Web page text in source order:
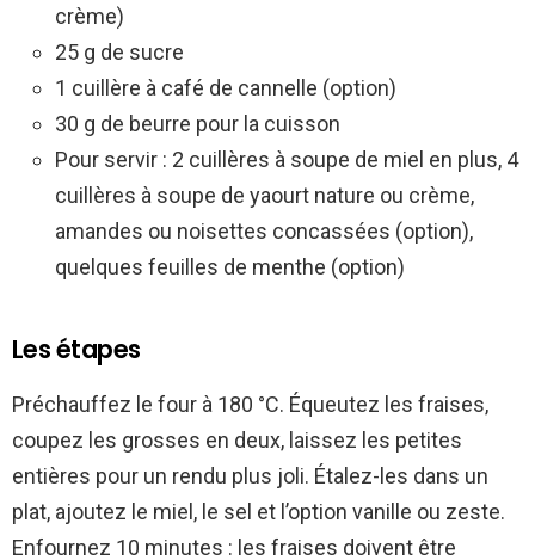
crème)
25 g de sucre
1 cuillère à café de cannelle (option)
30 g de beurre pour la cuisson
Pour servir : 2 cuillères à soupe de miel en plus, 4
cuillères à soupe de yaourt nature ou crème,
amandes ou noisettes concassées (option),
quelques feuilles de menthe (option)
Les étapes
Préchauffez le four à 180 °C. Équeutez les fraises,
coupez les grosses en deux, laissez les petites
entières pour un rendu plus joli. Étalez-les dans un
plat, ajoutez le miel, le sel et l’option vanille ou zeste.
Enfournez 10 minutes : les fraises doivent être